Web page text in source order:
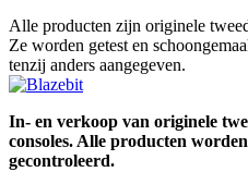
Alle producten zijn originele
Ze worden getest en
tenzij anders aangegeven.
In- en verkoop van originele
consoles. Alle producten
gecontroleerd.